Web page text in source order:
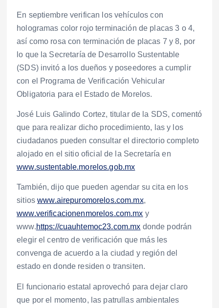
En septiembre verifican los vehículos con
hologramas color rojo terminación de placas 3 o 4,
así como rosa con terminación de placas 7 y 8, por
lo que la Secretaría de Desarrollo Sustentable
(SDS) invitó a los dueños y poseedores a cumplir
con el Programa de Verificación Vehicular
Obligatoria para el Estado de Morelos.
José Luis Galindo Cortez, titular de la SDS, comentó
que para realizar dicho procedimiento, las y los
ciudadanos pueden consultar el directorio completo
alojado en el sitio oficial de la Secretaría en
www.sustentable.morelos.gob.mx
También, dijo que pueden agendar su cita en los
sitioswww.airepuromorelos.com.mx,
www.verificacionenmorelos.com.mx y
www.https://cuauhtemoc23.com.mx donde podrán
elegir el centro de verificación que más les
convenga de acuerdo a la ciudad y región del
estado en donde residen o transiten.
El funcionario estatal aprovechó para dejar claro
que por el momento, las patrullas ambientales